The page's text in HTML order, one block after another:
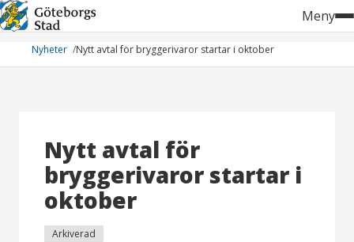
Hoppa
till
innehåll
Meny
Nyheter Nytt avtal för bryggerivaror startar i oktober
Nytt avtal för
bryggerivaror startar i
oktober
Arkiverad